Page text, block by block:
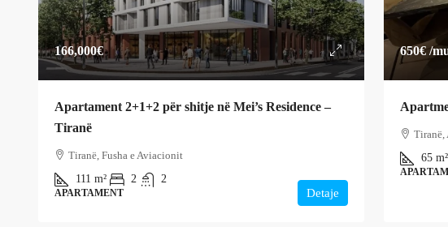
166,000€
Apartament 2+1+2 për shitje në Mei’s Residence –
Tiranë
Tiranë, Fusha e Aviacionit
111 m² 2 2
APARTAMENT Detaje
650€/
Tiranë,
65 m²